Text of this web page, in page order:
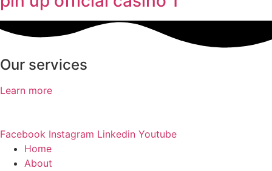
Our services
Learn more
Facebook Instagram Linkedin Youtube
Home
About